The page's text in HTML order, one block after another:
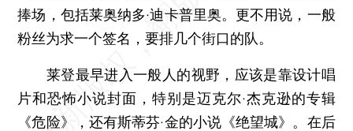
捧场，包括莱奥纳多·迪卡普里奥。更不用说，一般
粉丝为求一个签名，要排几个街口的队。
莱登最早进入一般人的视野，应该是靠设计唱
片和恐怖小说封面，特别是迈克尔·杰克逊的专辑
《危险》，还有斯蒂芬·金的小说《绝望城》。在后